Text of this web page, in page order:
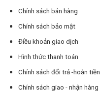
Chính sách bán hàng
Chính sách bảo mật
Điều khoản giao dịch
Hình thức thanh toán
Chính sách đổi trả -hoàn tiền
Chính sách giao - nhận hàng